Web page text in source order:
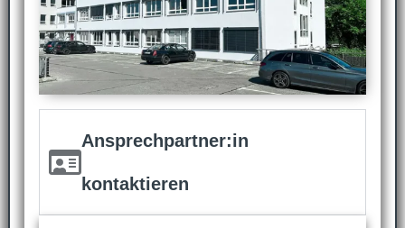
Ansprechpartner:in
kontaktieren